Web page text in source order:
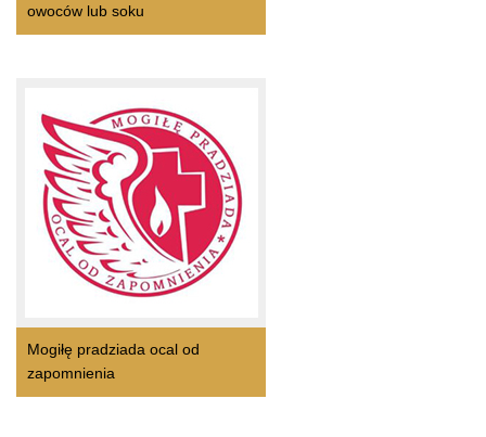
owoców lub soku
Mogiłę pradziada ocal od
zapomnienia